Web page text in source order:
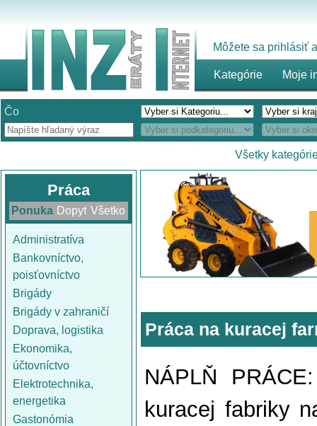
Môžete sa prihlásiť
Kategórie Moje
Čo
Všetky
Práca
Ponuka Dopyt Všetko
Administratíva
Bankovníctvo,
poisťovníctvo
Brigády
Brigády v zahraničí
Doprava, logistika
Ekonomika,
účtovníctvo
Elektrotechnika,
energetika
Gastonómia
Práca na kuracej
NÁPLŇ
kuracej fabriky